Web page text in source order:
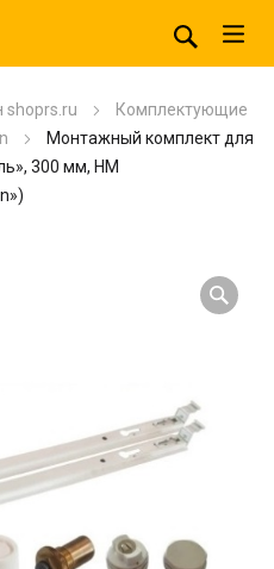
shoprs.ru
Комплектующие
Монтажный комплект для
300 мм, HM